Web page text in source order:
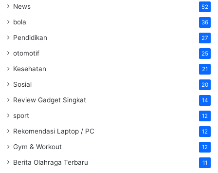
News 52
bola 36
Pendidikan 27
otomotif 25
Kesehatan 21
Sosial 20
Review Gadget Singkat 14
sport 12
Rekomendasi Laptop / PC 12
Gym & Workout 12
Berita Olahraga Terbaru 11